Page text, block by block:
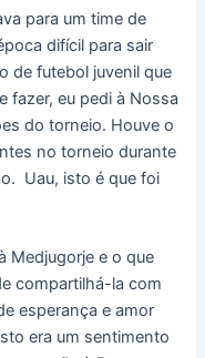
para um time de
difícil para sair
de futebol juvenil que
fazer, eu pedi à Nossa
do torneio. Houve o
no torneio durante
Uau, isto é que foi
Medjugorje e o que
compartilhá-la com
esperança e amor
era um sentimento